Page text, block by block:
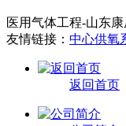
医用气体工程-山东
友情链接： 中心供氧
返回首页